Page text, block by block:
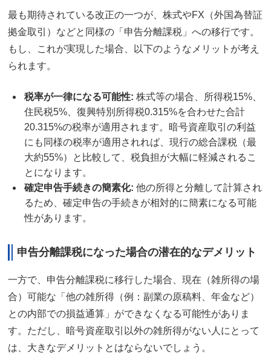
最も期待されている改正の一つが、株式やFX（外国為替証
拠金取引）などと同様の「申告分離課税」への移行です。
もし、これが実現した場合、以下のようなメリットが考え
られます。
税率が一律になる可能性: 株式等の場合、所得税15%、
住民税5%、復興特別所得税0.315%を合わせた合計
20.315%の税率が適用されます。暗号資産取引の利益
にも同様の税率が適用されれば、現行の総合課税（最
大約55%）と比較して、税負担が大幅に軽減されるこ
とになります。
確定申告手続きの簡素化: 他の所得と分離して計算され
るため、確定申告の手続きが相対的に簡素になる可能
性があります。
申告分離課税になった場合の潜在的なデメリット
一方で、申告分離課税に移行した場合、現在（雑所得の場
合）可能な「他の雑所得（例：副業の原稿料、年金など）
との内部での損益通算」ができなくなる可能性がありま
す。ただし、暗号資産取引以外の雑所得がない人にとって
は、大きなデメリットとはならないでしょう。